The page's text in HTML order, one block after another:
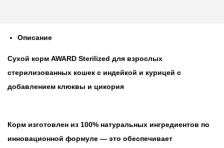
Описание
Сухой корм AWARD Sterilized для взрослых
стерилизованных кошек с индейкой и курицей с
добавлением клюквы и цикория
Корм изготовлен из 100% натуральных ингредиентов по
инновационной формуле — это обеспечивает